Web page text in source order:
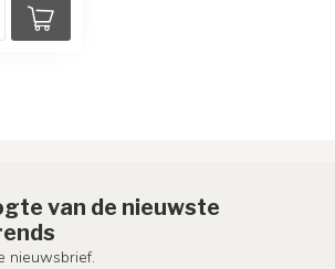
van de nieuwste
nieuwsbrief.